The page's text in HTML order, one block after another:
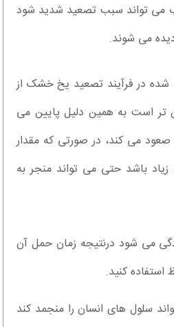
می تواند سبب تصعید شدید شود
می شوند.
شده در فرآیند تصعید یخ خشک از
تر است به همین دلیل پایین می
صعود می کند، در صورتی که مقدار
باشد حتی می تواند منجر به
می شود درنتیجه زمان حمل آن
کنید.
سلول های انسان را منجمد کند